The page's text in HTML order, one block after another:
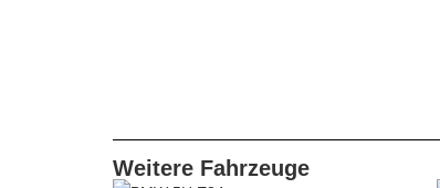
Weitere Fahrzeuge